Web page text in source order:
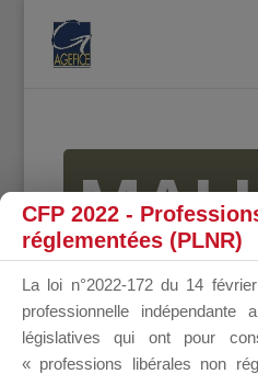
CFP 2022 -
réglementées (PLNR)
La loi n°2022-172 du 14
professionnelle indépendante
législatives qui ont pour
« professions libérales non